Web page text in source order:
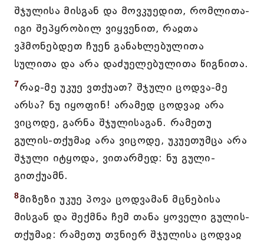
შჯულისა მისგან და მოვკუედით, რომლითა-
იგი შეპყრობილ ვიყვენით, რაჲთა
ვჰმონებდეთ ჩუენ განახლებულითა
სულითა და არა დაძუელებულითა წიგნითა.
7რაჲ-მე უკუე ვთქუათ? შჯული ცოდვა-მე
არსა? ნუ იყოფინ! არამედ ცოდვაჲ არა
ვიცოდე, გარნა შჯულისაგან. რამეთუ
გულის-თქუმაჲ არა ვიცოდე, უკუეთუმცა არა
შჯული იტყოდა, ვითარმედ: ნუ გული-
გითქუამნ.
8მიზეზი უკუე პოვა ცოდვამან მცნებისა
მისგან და შექმნა ჩემ თანა ყოველი გულის-
თქუმაჲ: რამეთუ თჳნიერ შჯულისა ცოდვაჲ